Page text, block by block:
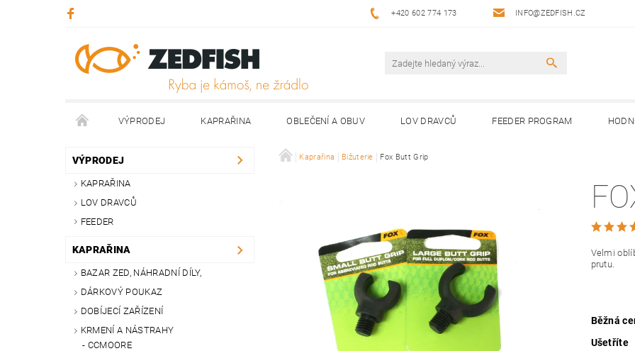
+420 602 774 173 INFO@ZEDFISH.CZ
VÝPRODEJ KAPRAŘINA OBLEČENÍ A OBUV LOV DRAVCŮ FEEDER PROGRAM
KONTAKTY
VÝPRODEJ
KAPRAŘINA
LOV DRAVCŮ
FEEDER
KAPRAŘINA
BAZAR ZED, NÁHRADNÍ DÍLY,
DÁRKOVÝ POUKAZ
DOBÍJECÍ ZAŘÍZENÍ
KRMENÍ A NÁSTRAHY
CCMOORE
Kaprařina Bižuterie Fox Butt Grip
Velmi
prutu.
Běžná
Ušetříte